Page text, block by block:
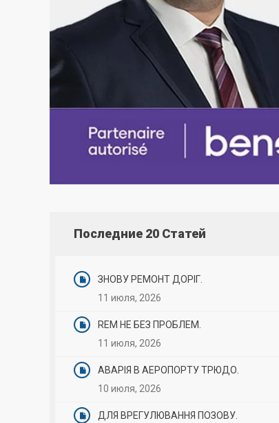
Последние 20 Статей
ЗНОВУ РЕМОНТ ДОРІГ.
11 июля, 2026
REM НЕ БЕЗ ПРОБЛЕМ.
11 июля, 2026
АВАРІЯ В АЕРОПОРТУ ТРЮДО.
10 июля, 2026
ДЛЯ ВРЕГУЛЮВАННЯ ПОЗОВУ.